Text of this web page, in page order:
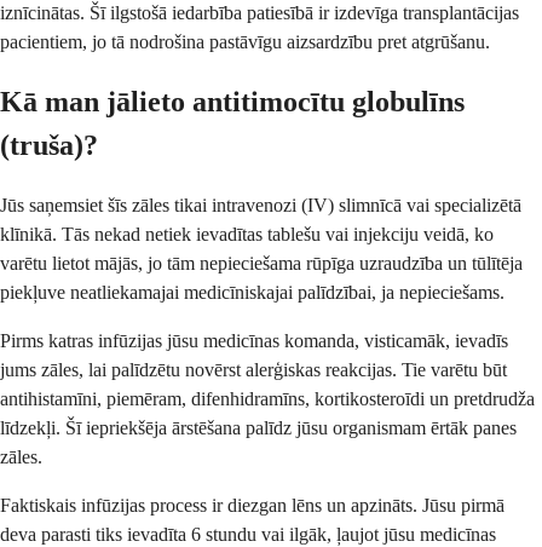
iznīcinātas. Šī ilgstošā iedarbība patiesībā ir izdevīga transplantācijas
pacientiem, jo tā nodrošina pastāvīgu aizsardzību pret atgrūšanu.
Kā man jālieto antitimocītu globulīns
(truša)?
Jūs saņemsiet šīs zāles tikai intravenozi (IV) slimnīcā vai specializētā
klīnikā. Tās nekad netiek ievadītas tablešu vai injekciju veidā, ko
varētu lietot mājās, jo tām nepieciešama rūpīga uzraudzība un tūlītēja
piekļuve neatliekamajai medicīniskajai palīdzībai, ja nepieciešams.
Pirms katras infūzijas jūsu medicīnas komanda, visticamāk, ievadīs
jums zāles, lai palīdzētu novērst alerģiskas reakcijas. Tie varētu būt
antihistamīni, piemēram, difenhidramīns, kortikosteroīdi un pretdrudža
līdzekļi. Šī iepriekšēja ārstēšana palīdz jūsu organismam ērtāk panes
zāles.
Faktiskais infūzijas process ir diezgan lēns un apzināts. Jūsu pirmā
deva parasti tiks ievadīta 6 stundu vai ilgāk, ļaujot jūsu medicīnas